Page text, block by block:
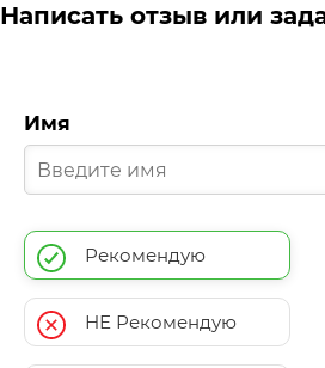
Написать отзыв или
Имя
Рекомендую
НЕ Рекомендую